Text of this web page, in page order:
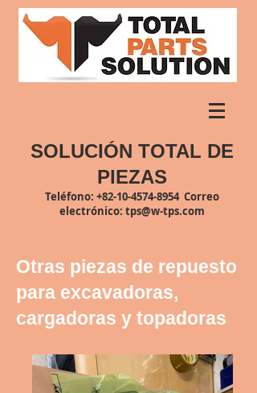
SOLUCIÓN TOTAL DE
PIEZAS
Teléfono: +82-10-4574-8954Correo
electrónico: tps@w-tps.com
Otras piezas de repuesto
para excavadoras,
cargadoras y topadoras